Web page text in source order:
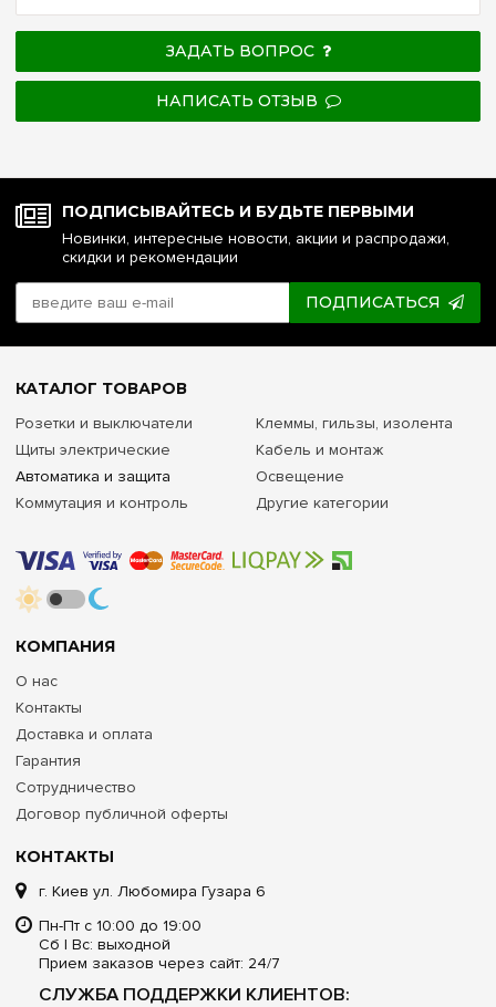
ЗАДАТЬ ВОПРОС
НАПИСАТЬ ОТЗЫВ
ПОДПИСЫВАЙТЕСЬ И БУДЬТЕ ПЕРВЫМИ
Новинки, интересные новости, акции и распродажи,
скидки и рекомендации
ПОДПИСАТЬСЯ
КОНТАКТЫ
г. Киев ул. Любомира Гузара 6
Пн-Пт с 10:00 до 19:00
Сб | Вс: выходной
Прием заказов через сайт: 24/7
СЛУЖБА ПОДДЕРЖКИ КЛИЕНТОВ:
КОМПАНИЯ
О нас
Контакты
Доставка и оплата
Гарантия
Сотрудничество
Договор публичной оферты
КАТАЛОГ ТОВАРОВ
Розетки и выключатели
Щиты электрические
Автоматика и защита
Коммутация и контроль
Клеммы, гильзы, изолента
Кабель и монтаж
Освещение
Другие категории